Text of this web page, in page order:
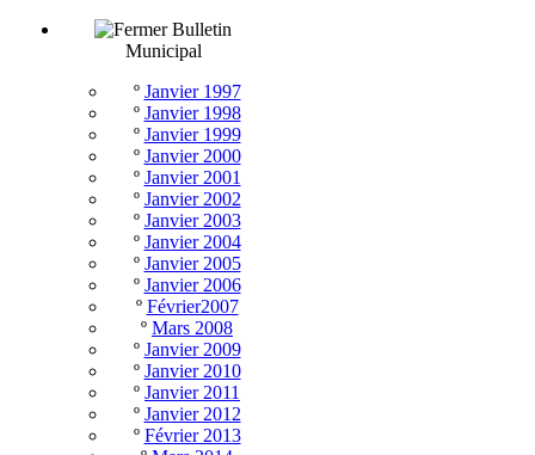
Bulletin
Municipal
º Janvier 1997
º Janvier 1998
º Janvier 1999
º Janvier 2000
º Janvier 2001
º Janvier 2002
º Janvier 2003
º Janvier 2004
º Janvier 2005
º Janvier 2006
º Février2007
º Mars 2008
º Janvier 2009
º Janvier 2010
º Janvier 2011
º Janvier 2012
º Février 2013